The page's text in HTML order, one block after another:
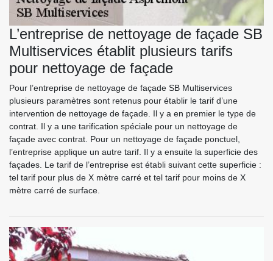
L’entreprise de nettoyage de façade SB
Multiservices établit plusieurs tarifs
pour nettoyage de façade
Pour l’entreprise de nettoyage de façade SB Multiservices
plusieurs paramètres sont retenus pour établir le tarif d’une
intervention de nettoyage de façade. Il y a en premier le type de
contrat. Il y a une tarification spéciale pour un nettoyage de
façade avec contrat. Pour un nettoyage de façade ponctuel,
l’entreprise applique un autre tarif. Il y a ensuite la superficie des
façades. Le tarif de l’entreprise est établi suivant cette superficie :
tel tarif pour plus de X mètre carré et tel tarif pour moins de X
mètre carré de surface.